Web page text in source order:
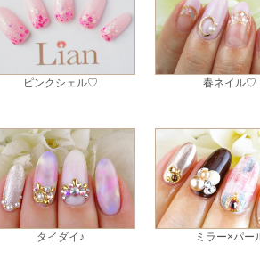
ピンクシェル♡ 春ネイル♡
タイダイ♪ ミラー×パー